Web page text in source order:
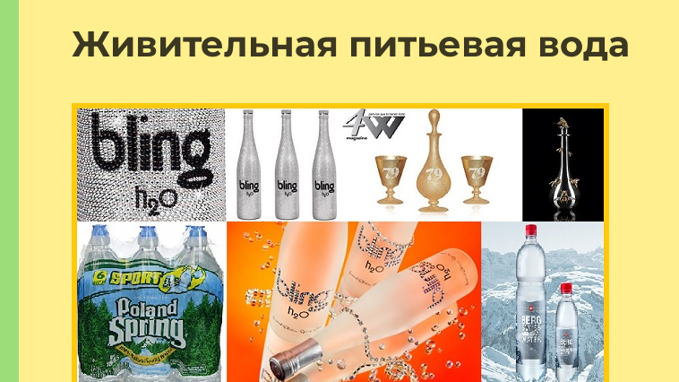
Живительная питьевая вода